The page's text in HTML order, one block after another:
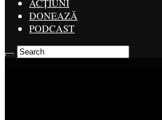
ACȚIUNI
DONEAZĂ
PODCAST